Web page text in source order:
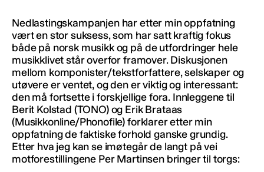
Nedlastingskampanjen har etter min oppfatning
vært en stor suksess, som har satt kraftig fokus
både på norsk musikk og på de utfordringer hele
musikklivet står overfor framover. Diskusjonen
mellom komponister/tekstforfattere, selskaper og
utøvere er ventet, og den er viktig og interessant:
den må fortsette i forskjellige fora. Innleggene til
Berit Kolstad (TONO) og Erik Brataas
(Musikkonline/Phonofile) forklarer etter min
oppfatning de faktiske forhold ganske grundig.
Etter hva jeg kan se imøtegår de langt på vei
motforestillingene Per Martinsen bringer til torgs: